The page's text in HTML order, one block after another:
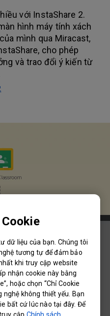
dữ liệu của bạn. Chúng tôi
tương tự để đảm bảo
khi truy cập website
nhận cookie này bằng
hoặc chọn “Chỉ Cookie
nghệ không thiết yếu. Bạn
bất cứ lúc nào tại đây. Để
cập Chính sách
với InstaShare 2.
hình máy tính xách
mình qua Miracast,
cho phép
và trao đổi ý kiến từ